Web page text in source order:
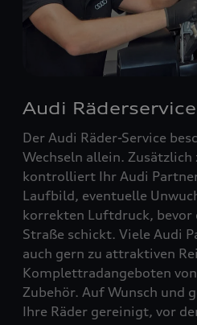
Audi Räderservice
Der Audi Räder-Service
Wechseln allein. Zusätzlich
kontrolliert Ihr Audi
Laufbild, eventuelle
korrekten Luftdruck, bevor
Straße schickt. Viele Audi
auch gern zu attraktiven
Komplettradangeboten
Zubehör. Auf Wunsch und
Ihre Räder gereinigt, vor